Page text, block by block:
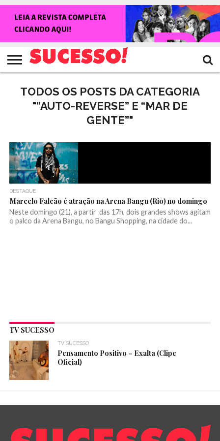
NOTÍCIAS
SHOWS
ENTREVISTAS
CLIQUES
RANKING
CROWLEY
TV
SUCESSO!
REVISTA
SUCESSO!
TODOS OS POSTS DA CATEGORIA
"“AUTO-REVERSE” E “MAR DE
GENTE”"
DESTAQUE
Marcelo Falcão é atração na Arena Bangu (Rio) no domingo
Neste domingo (21), a partir das 17h, dois grandes shows agitam
o palco da Arena Bangu, no Bangu Shopping, na cidade do...
TV SUCESSO
TV SUCESSO
Pensamento Positivo – Exalta (Clipe
Oficial)